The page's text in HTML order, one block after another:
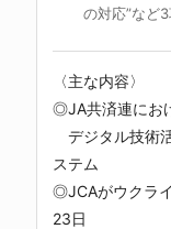
の対応”など
〈主な内容〉
◎JA共済連にお
デジタル技術
ステム
◎JCAがウクラ
23日